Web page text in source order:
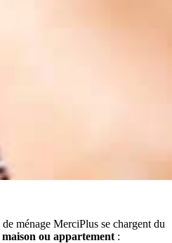
ménage MerciPlus se chargent du
maison ou appartement :